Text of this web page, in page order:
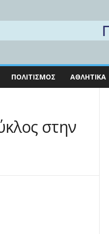
ΠΟΛΙΤΙΣΜΌΣ ΑΘΛΗΤΙΚΆ
στην